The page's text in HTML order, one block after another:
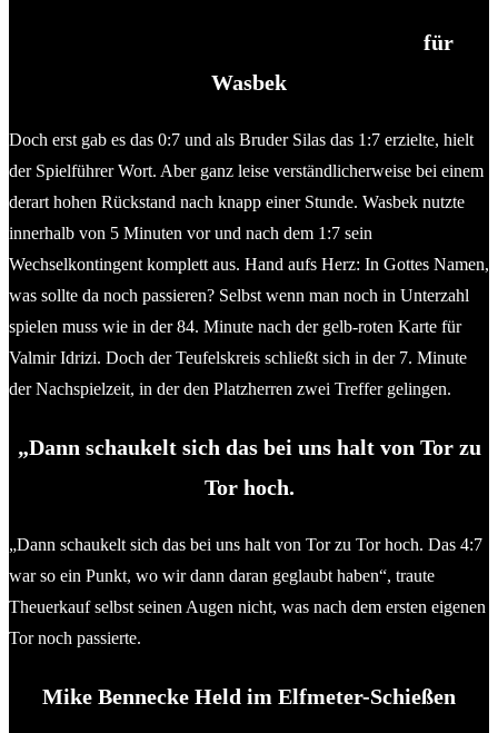
für
Wasbek
Doch erst gab es das 0:7 und als Bruder Silas das 1:7 erzielte, hielt
der Spielführer Wort. Aber ganz leise verständlicherweise bei einem
derart hohen Rückstand nach knapp einer Stunde. Wasbek nutzte
innerhalb von 5 Minuten vor und nach dem 1:7 sein
Wechselkontingent komplett aus. Hand aufs Herz: In Gottes Namen,
was sollte da noch passieren? Selbst wenn man noch in Unterzahl
spielen muss wie in der 84. Minute nach der gelb-roten Karte für
Valmir Idrizi. Doch der Teufelskreis schließt sich in der 7. Minute
der Nachspielzeit, in der den Platzherren zwei Treffer gelingen.
„Dann schaukelt sich das bei uns halt von Tor zu
Tor hoch.
„Dann schaukelt sich das bei uns halt von Tor zu Tor hoch. Das 4:7
war so ein Punkt, wo wir dann daran geglaubt haben“, traute
Theuerkauf selbst seinen Augen nicht, was nach dem ersten eigenen
Tor noch passierte.
Mike Bennecke Held im Elfmeter-Schießen